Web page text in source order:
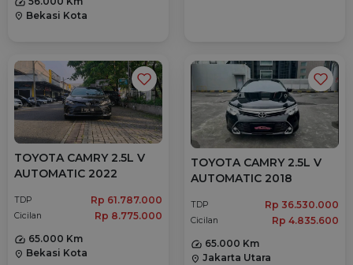
location_on Bekasi Kota
TOYOTA CAMRY 2.5L V
AUTOMATIC 2022
TDP Rp 61.787.000
Cicilan
Rp 8.775.000
65.000 Km
location_on Bekasi Kota
TOYOTA CAMRY 2.5L V
AUTOMATIC 2018
TDP Rp 36.530.000
Cicilan
Rp 4.835.600
65.000 Km
location_on Jakarta Utara